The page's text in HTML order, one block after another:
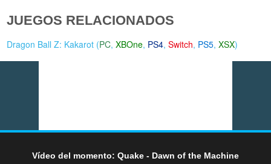
JUEGOS RELACIONADOS
Dragon Ball Z: Kakarot (PC,XBOne, PS4,Switch, PS5,XSX)
Vídeo del momento: Quake - Dawn of the Machine